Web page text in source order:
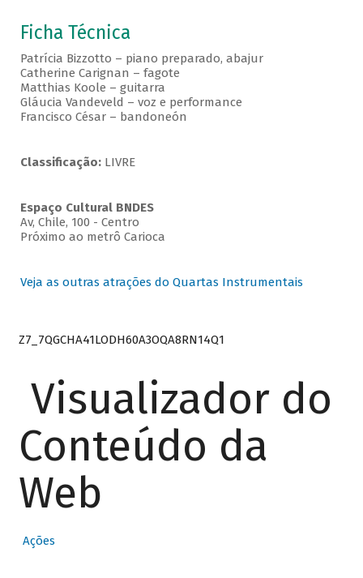
Ficha Técnica
Patrícia Bizzotto – piano preparado, abajur
Catherine Carignan – fagote
Matthias Koole – guitarra
Gláucia Vandeveld – voz e performance
Francisco César – bandoneón
Classificação: LIVRE
Espaço Cultural BNDES
Av, Chile, 100 - Centro
Próximo ao metrô Carioca
Veja as outras atrações do Quartas Instrumentais
Z7_7QGCHA41LODH60A3OQA8RN14Q1
Visualizador do
Conteúdo da
Web
Ações